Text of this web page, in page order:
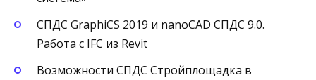
СПДС GraphiCS 2019 и nanoCAD СПДС 9.0.
Работа с IFC из Revit
Возможности СПДС Стройплощадка в